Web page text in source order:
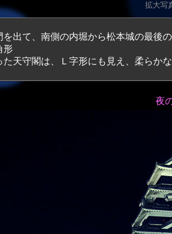
拡大写
出て、南側の内堀から松本城の最後
形
た天守閣は、Ｌ字形にも見え、柔らか
夜